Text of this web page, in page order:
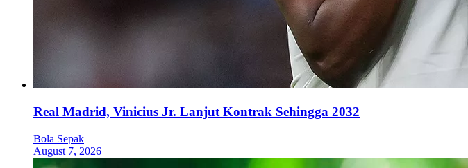
Real Madrid, Vinicius Jr. Lanjut Kontrak Sehingga 2032
Bola Sepak
August 7, 2026